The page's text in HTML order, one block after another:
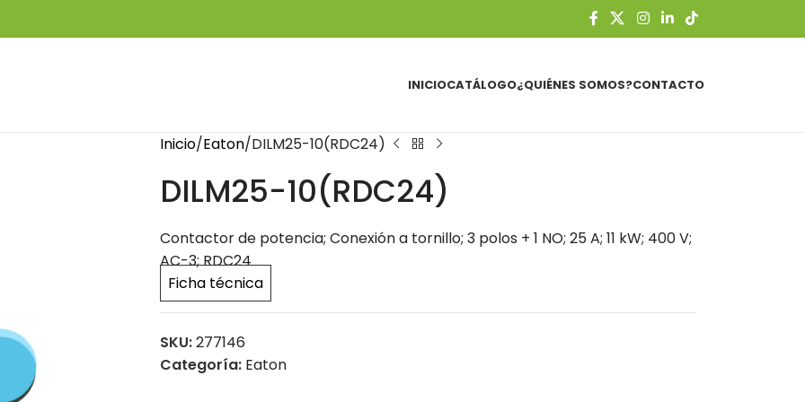
INICIOCATÁLOGO¿QUIÉNES SOMOS?CONTACTO
Inicio Eaton DILM25-10(RDC24)
DILM25-10(RDC24)
Contactor de potencia; Conexión a tornillo; 3 polos + 1 NO; 25 A; 11 kW; 400 V;
AC-3; RDC24
Ficha técnica
SKU:277146
Categoría: Eaton